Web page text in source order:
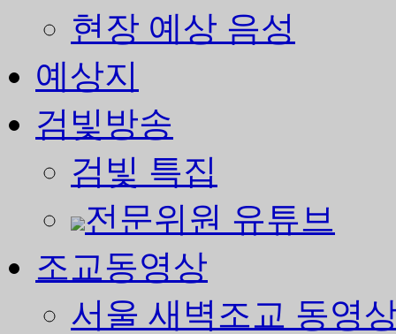
현장 예상 음성
예상지
검빛방송
검빛 특집
전문위원 유튜브
조교동영상
서울 새벽조교 동영